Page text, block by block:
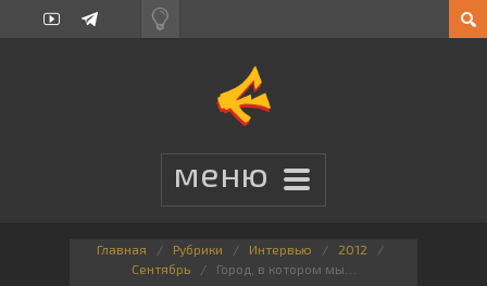
Главная Рубрики Интервью
2012
Сентябрь
Город, в котором мы…